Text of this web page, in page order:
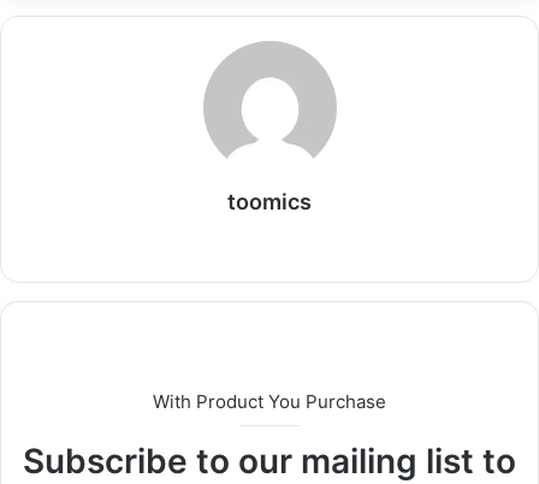
toomics
b
e
With Product You Purchase
Subscribe to our mailing list to